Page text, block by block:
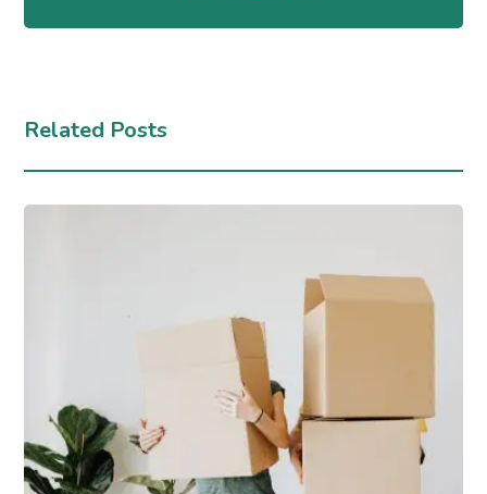
Related Posts